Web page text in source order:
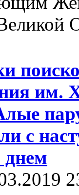
им.
с